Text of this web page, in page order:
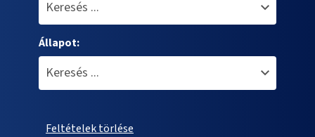
Állapot:
Feltételek törlése